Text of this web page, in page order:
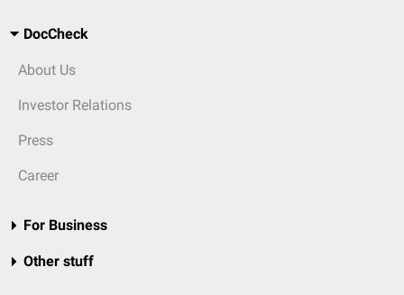
DocCheck
About Us
Investor Relations
Press
Career
For Business
Other stuff